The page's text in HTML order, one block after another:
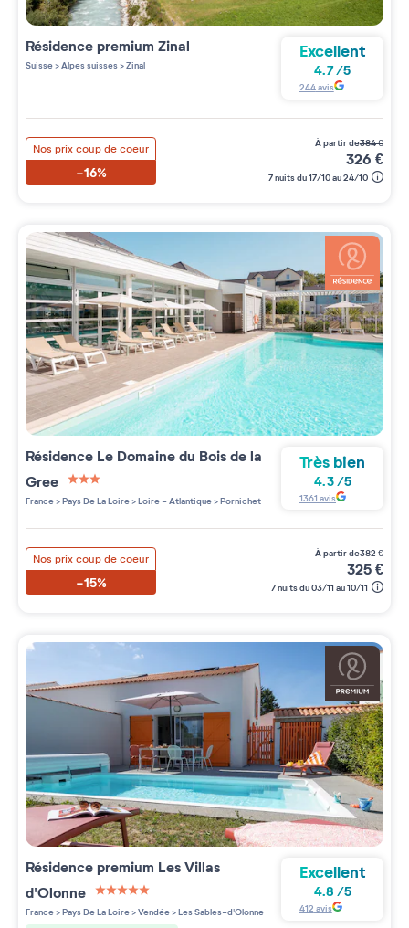
Résidence premium Zinal
Suisse>Alpes suisses>Zinal
Excellent
4.7/5
244avis
Nos prix coup de coeur
-16%
à partir de384€
326 €
7 nuits du 17/10 au 24/10
Résidence Le Domaine du Bois de la
Gree
3 étoiles sur 5
France>Pays De La Loire>Loire - Atlantique>Pornichet
Très bien
4.3/5
1361 avis
Nos prix coup de coeur
-15%
à partir de382€
325€
7 nuits du 03/11 au 10/11
Résidence premium Les Villas
d'Olonne
5 étoiles sur 5
France>Pays De La Loire>Vendée>Les Sables-d'Olonne
Excellent
4.8 /5
412 avis